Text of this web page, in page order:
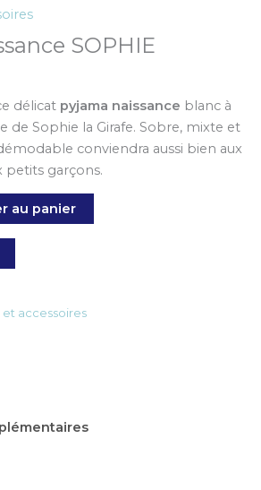
SOPHIE
délicat pyjama naissance blanc à
de Sophie la Girafe. Sobre, mixte et
conviendra aussi bien aux
petits garçons.
au panier
accessoires